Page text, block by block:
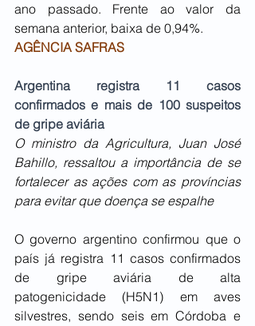
ano passado. Frente ao valor da
semana anterior, baixa de 0,94%.
AGÊNCIA SAFRAS
Argentina registra 11 casos
confirmados e mais de 100 suspeitos
de gripe aviária
O ministro da Agricultura, Juan José
Bahillo, ressaltou a importância de se
fortalecer as ações com as províncias
para evitar que doença se espalhe
O governo argentino confirmou que o
país já registra 11 casos confirmados
de gripe aviária de alta
patogenicidade (H5N1) em aves
silvestres, sendo seis em Córdoba e